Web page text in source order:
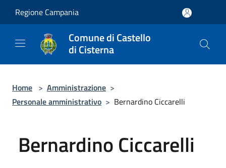
Regione Campania
Comune di Castello
di Cisterna
Home > Amministrazione >
Personale amministrativo > Bernardino Ciccarelli
Bernardino Ciccarelli